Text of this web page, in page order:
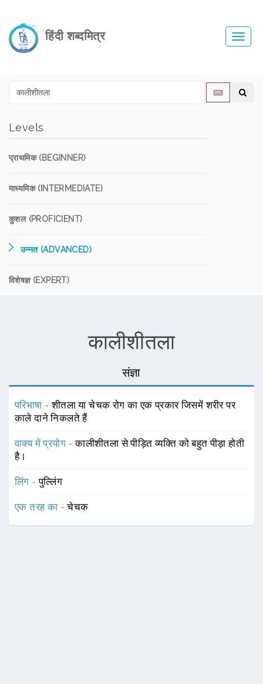
हिंदी शब्दमित्र
Levels
प्राथमिक (BEGINNER)
माध्यमिक (INTERMEDIATE)
कुशल (PROFICIENT)
उन्नत (ADVANCED)
विशेषज्ञ (EXPERT)
कालीशीतला
संज्ञा
परिभाषा -शीतला या चेचक रोग का एक प्रकार जिसमें शरीर पर
काले दाने निकलते हैं
वाक्य में प्रयोग -कालीशीतला से पीड़ित व्यक्ति को बहुत पीड़ा होती
है।
लिंग -पुल्लिंग
एक तरह का -चेचक